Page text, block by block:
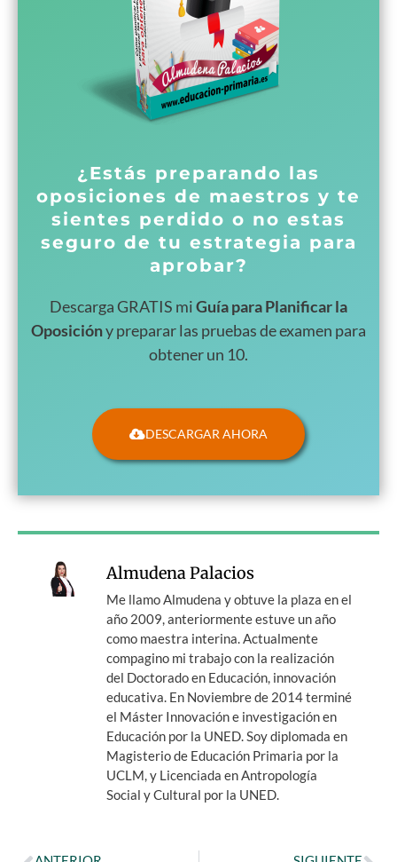
¿Estás preparando las
oposiciones de maestros y te
sientes perdido o no estas
seguro de tu estrategia para
aprobar?
Descarga GRATIS miGuía para Planificar la
Oposicióny preparar las pruebas de examen para
obtener un 10.
DESCARGAR AHORA
Almudena Palacios
Me llamo Almudena y obtuve la plaza en el
año 2009, anteriormente estuve un año
como maestra interina. Actualmente
compagino mi trabajo con la realización
del Doctorado en Educación, innovación
educativa. En Noviembre de 2014 terminé
el Máster Innovación e investigación en
Educación por la UNED. Soy diplomada en
Magisterio de Educación Primaria por la
UCLM, y Licenciada en Antropología
Social y Cultural por la UNED.